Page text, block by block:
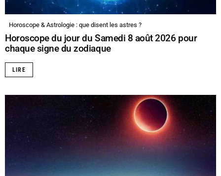
Horoscope & Astrologie : que disent les astres ?
Horoscope du jour du Samedi 8 août 2026 pour
chaque signe du zodiaque
LIRE